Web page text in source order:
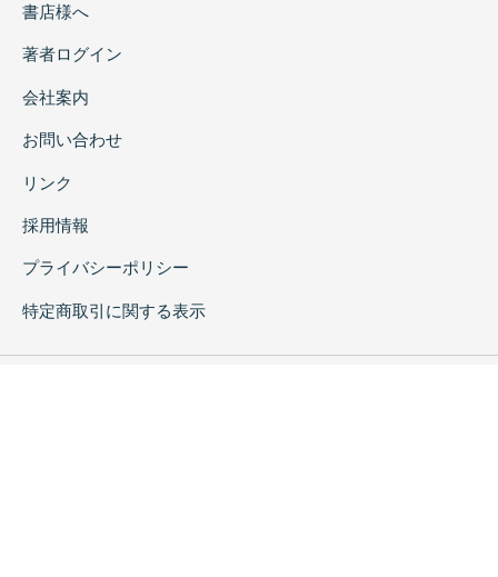
書店様へ
著者ログイン
会社案内
お問い合わせ
リンク
採用情報
プライバシーポリシー
特定商取引に関する表示